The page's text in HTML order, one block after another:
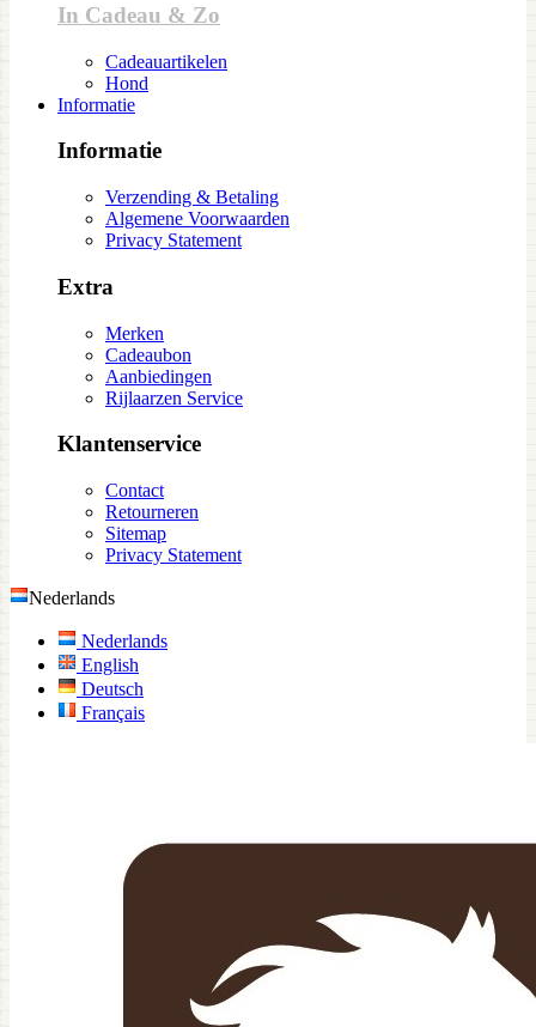
In Cadeau & Zo
Cadeauartikelen
Hond
Informatie
Informatie
Verzending & Betaling
Algemene Voorwaarden
Privacy Statement
Extra
Merken
Cadeaubon
Aanbiedingen
Rijlaarzen Service
Klantenservice
Contact
Retourneren
Sitemap
Privacy Statement
Nederlands
Nederlands
English
Deutsch
Français